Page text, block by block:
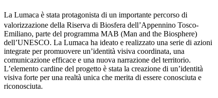
La Lumaca è stata protagonista di un importante percorso di
valorizzazione della Riserva di Biosfera dell’Appennino Tosco-
Emiliano, parte del programma MAB (Man and the Biosphere)
dell’UNESCO. La Lumaca ha ideato e realizzato una serie di azioni
integrate per promuovere un’identità visiva coordinata, una
comunicazione efficace e una nuova narrazione del territorio.
L’elemento cardine del progetto è stata la creazione di un’identità
visiva forte per una realtà unica che merita di essere conosciuta e
riconosciuta.